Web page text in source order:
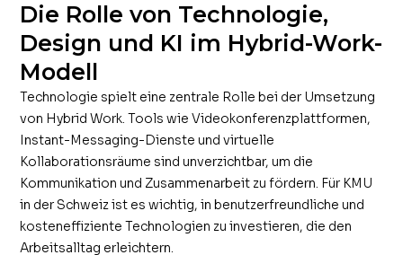
Die Rolle von Technologie,
Design und KI im Hybrid-Work-
Modell
Technologie spielt eine zentrale Rolle bei der Umsetzung
von Hybrid Work. Tools wie Videokonferenzplattformen,
Instant-Messaging-Dienste und virtuelle
Kollaborationsräume sind unverzichtbar, um die
Kommunikation und Zusammenarbeit zu fördern. Für KMU
in der Schweiz ist es wichtig, in benutzerfreundliche und
kosteneffiziente Technologien zu investieren, die den
Arbeitsalltag erleichtern.